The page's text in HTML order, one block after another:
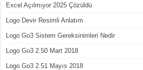
Excel Açılmıyor 2025 Çözüldü
Logo Devir Resimli Anlatım
Logo Go3 Sistem Gereksinimleri Nedir
Logo Go3 2.50 Mart 2018
Logo Go3 2.51 Mayıs 2018